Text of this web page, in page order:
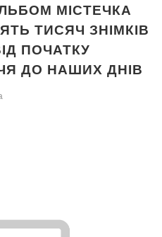
МІСТЕЧКА
ТИСЯЧ ЗНІМКІВ
ПОЧАТКУ
ДО НАШИХ ДНІВ